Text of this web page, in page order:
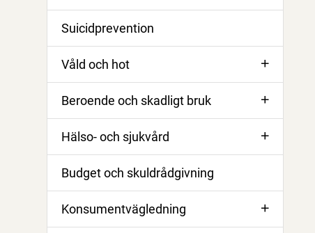
Suicidprevention
Våld och hot
Beroende och skadligt bruk
Hälso- och sjukvård
Budget och skuldrådgivning
Konsumentvägledning